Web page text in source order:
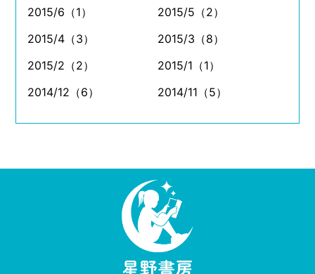
2015/6（1）
2015/5（2）
2015/4（3）
2015/3（8）
2015/2（2）
2015/1（1）
2014/12（6）
2014/11（5）